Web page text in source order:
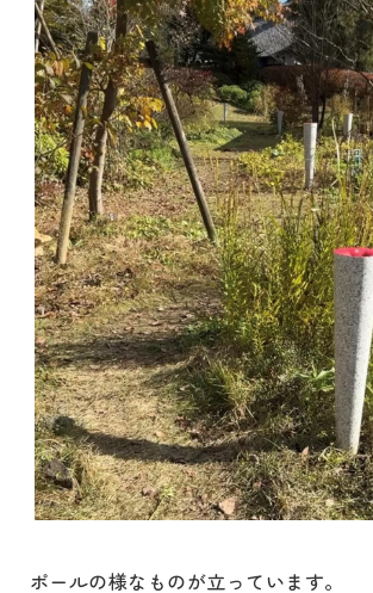
ポールの様なものが立っています。